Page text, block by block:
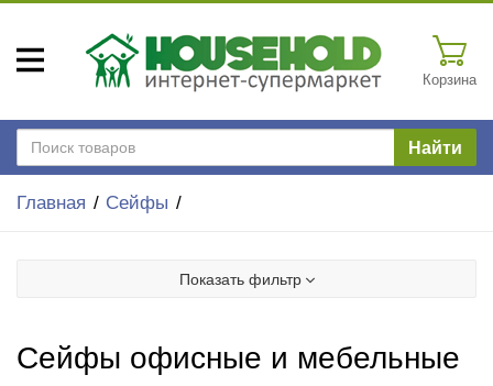
Корзина
Найти
Главная Сейфы
Показать фильтр
Сейфы офисные и мебельные